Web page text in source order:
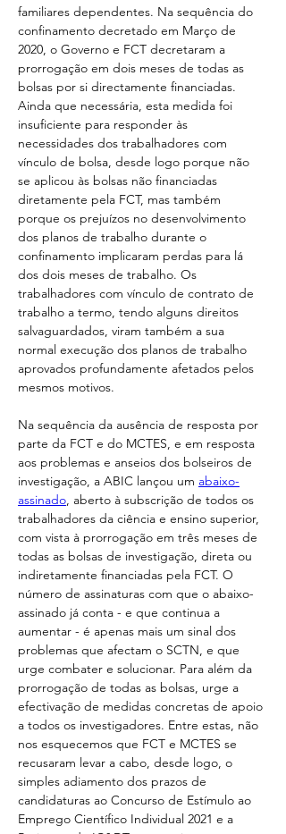
familiares dependentes. Na sequência do
confinamento decretado em Março de
2020, o Governo e FCT decretaram a
prorrogação em dois meses de todas as
bolsas por si directamente financiadas.
Ainda que necessária, esta medida foi
insuficiente para responder às
necessidades dos trabalhadores com
vínculo de bolsa, desde logo porque não
se aplicou às bolsas não financiadas
diretamente pela FCT, mas também
porque os prejuízos no desenvolvimento
dos planos de trabalho durante o
confinamento implicaram perdas para lá
dos dois meses de trabalho. Os
trabalhadores com vínculo de contrato de
trabalho a termo, tendo alguns direitos
salvaguardados, viram também a sua
normal execução dos planos de trabalho
aprovados profundamente afetados pelos
mesmos motivos.
Na sequência da ausência de resposta por
parte da FCT e do MCTES, e em resposta
aos problemas e anseios dos bolseiros de
investigação, a ABIC lançou um abaixo-
assinado, aberto à subscrição de todos os
trabalhadores da ciência e ensino superior,
com vista à prorrogação em três meses de
todas as bolsas de investigação, direta ou
indiretamente financiadas pela FCT. O
número de assinaturas com que o abaixo-
assinado já conta - e que continua a
aumentar - é apenas mais um sinal dos
problemas que afectam o SCTN, e que
urge combater e solucionar. Para além da
prorrogação de todas as bolsas, urge a
efectivação de medidas concretas de apoio
a todos os investigadores. Entre estas, não
nos esquecemos que FCT e MCTES se
recusaram levar a cabo, desde logo, o
simples adiamento dos prazos de
candidaturas ao Concurso de Estímulo ao
Emprego Científico Individual 2021 e a